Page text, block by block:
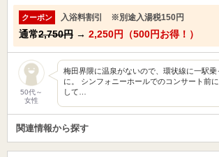
クーポン 入浴料割引 ※別途入湯税150円
通常2,750円 → 2,250円（500円お得！）
50代～
女性
梅田界隈に温泉がないので、環状線に一駅乗
に。 シンフォニーホールでのコンサート前
して…
関連情報から探す